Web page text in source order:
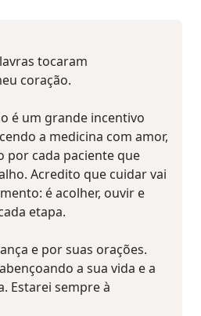
tocaram
coração.
é um grande incentivo
a medicina com amor,
por cada paciente que
Acredito que cuidar vai
é acolher, ouvir e
etapa.
e por suas orações.
a sua vida e a
Estarei sempre à